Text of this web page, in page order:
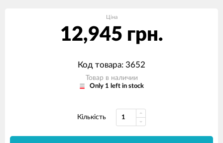
Ціна
12,945 грн.
Код товара: 3652
Товар в наличии
Only 1 left in stock
Кількість